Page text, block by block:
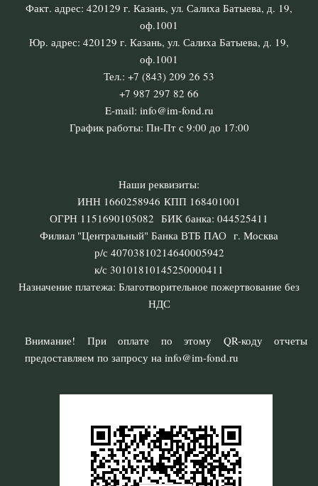
Факт. адрес: 420129 г. Казань, ул. Салиха Батыева, д. 19,
оф.1001
Юр. адрес: 420129 г. Казань, ул. Салиха Батыева, д. 19,
оф.1001
Тел.: +7 (843) 209 26 53
+7 987 297 82 66
E-mail: info@im-fond.ru
График работы: Пн-Пт с 9:00 до 17:00
Наши реквизиты:
ИНН 1660258946 КПП 168401001
ОГРН 1151690105082 БИК банка: 044525411
Филиал "Центральный" Банка ВТБ ПАО г. Москва
р/с 40703810214640005942
к/с 30101810145250000411
Назначение платежа: Благотворительное пожертвование без
НДС
Внимание! При оплате по этому QR-коду отчеты
предоставляем по запросу на info@im-fond.ru